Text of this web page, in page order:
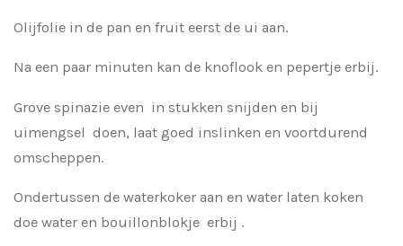
Olijfolie in de pan en fruit eerst de ui aan.
Na een paar minuten kan de knoflook en pepertje erbij.
Grove spinazie even in stukken snijden en bij
uimengsel doen, laat goed inslinken en voortdurend
omscheppen.
Ondertussen de waterkoker aan en water laten koken
doe water en bouillonblokje erbij .